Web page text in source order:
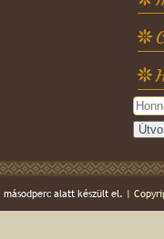
másodperc alatt készült el. |